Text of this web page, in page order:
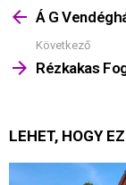
többetÁ G
Következő
Rézkakas
LEHET, HOGY